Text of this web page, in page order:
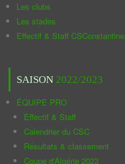
Les clubs
Les stades
Effectif & Staff CSConstantine
SAISON 2022/2023
ÉQUIPE PRO
Effectif & Staff
Calendrier du CSC
Résultats & classement
Coupe d'Algérie 2023